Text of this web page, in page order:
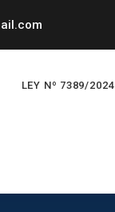
LEY Nº 7389/2024